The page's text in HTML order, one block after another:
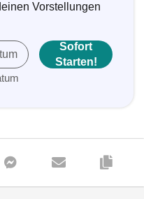
Vorstellungen
Sofort
Starten!